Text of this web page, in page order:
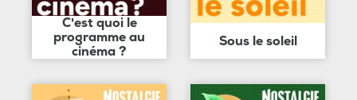
C'est quoi le
programme au
cinéma ?
Sous le soleil